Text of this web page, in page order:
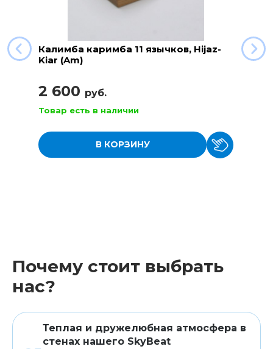
Калимба каримба 11 язычков, Hijaz-
Kiar (Am)
2 600 руб.
Товар есть в наличии
В КОРЗИНУ
Почему стоит выбрать
нас?
Теплая и дружелюбная атмосфера в
стенах нашего SkyBeat